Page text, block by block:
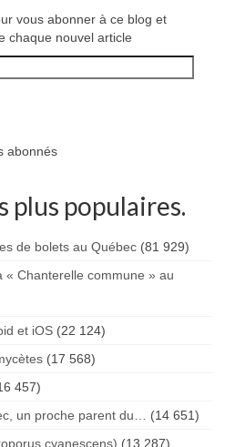
vous abonner à ce blog et
chaque nouvel article
abonnés
plus populaires.
de bolets au Québec (81 929)
« Chanterelle commune » au
et iOS (22 124)
(17 568)
457)
un proche parent du… (14 651)
cyanescens) (13 287)